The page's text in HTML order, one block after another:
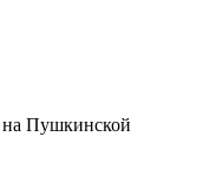
Пушкинской